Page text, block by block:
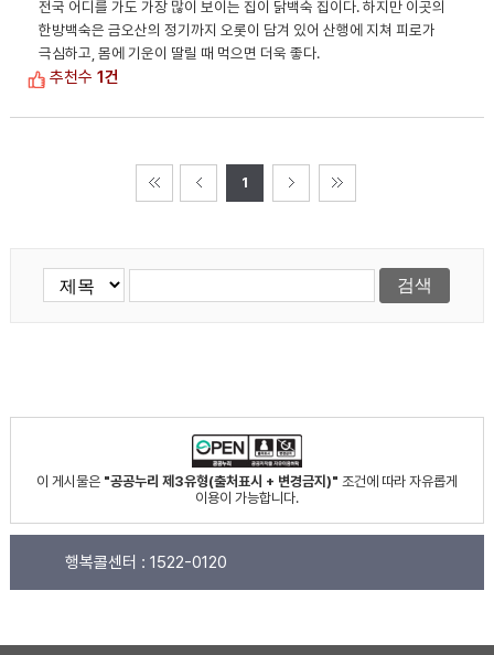
전국 어디를 가도 가장 많이 보이는 집이 닭백숙 집이다. 하지만 이곳의
한방백숙은 금오산의 정기까지 오롯이 담겨 있어 산행에 지쳐 피로가
극심하고, 몸에 기운이 딸릴 때 먹으면 더욱 좋다.
추천수1건
1
이 게시물은 "공공누리 제3유형(출처표시 + 변경금지)" 조건에 따라 자유롭게
이용이 가능합니다.
행복콜센터 : 1522-0120